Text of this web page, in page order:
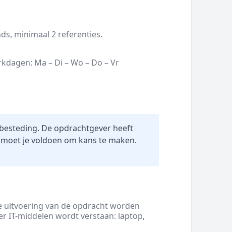
minimaal 2 referenties.
Ma – Di – Wo – Do – Vr
De opdrachtgever heeft
moet je voldoen om kans te maken.
uitvoering van de opdracht worden
IT-middelen wordt verstaan: laptop,